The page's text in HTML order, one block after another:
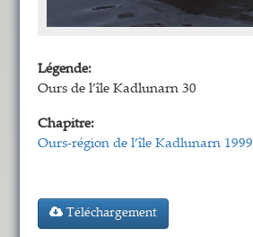
Légende:
Ours de l’île Kadlunarn 30
Chapitre:
Ours-région de l’île Kadlunarn 1999
Téléchargement